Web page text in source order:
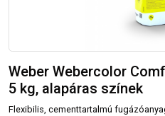
Weber Webercolor
5 kg, alapáras színek
Flexibilis, cementtartalmú